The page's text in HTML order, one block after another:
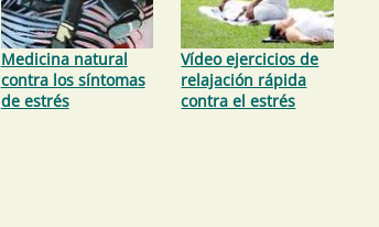
Medicina natural
contra los síntomas
de estrés
Vídeo ejercicios de
relajación rápida
contra el estrés